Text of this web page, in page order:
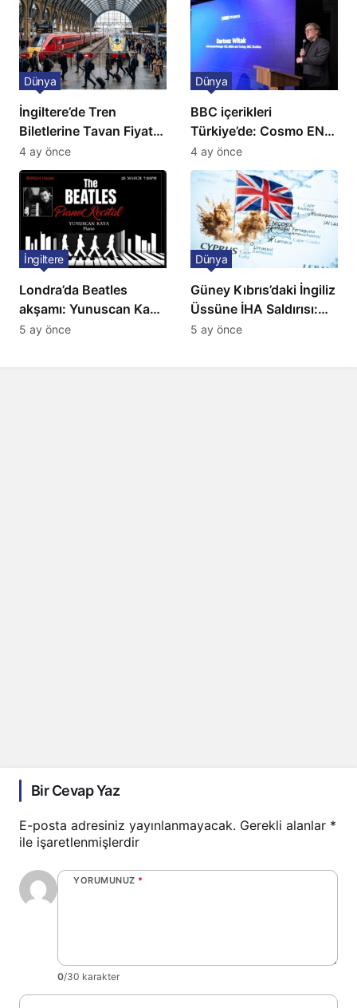
İngiltere’de Tren
Biletlerine Tavan Fiyat:
Ulaşımda Yeni
Düzenleme
Dünya
4 ay önce
BBC içerikleri
Türkiye’de: Cosmo EN
ve BBC Player yayında
Dünya
4 ay önce
Londra’da Beatles
akşamı: Yunuscan Kaya
klasik yorumuyla
İngiltere
5 ay önce
Güney Kıbrıs’daki İngiliz
Üssüne İHA Saldırısı:
Patlama, Sirenler ve
Dünya
5 ay önce
Bir Cevap Yaz
E-posta adresiniz yayınlanmayacak. Gerekli alanlar *
ile işaretlenmişlerdir
YORUMUNUZ *
0/30 karakter